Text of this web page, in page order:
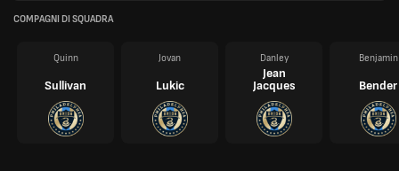
COMPAGNI DI SQUADRA
Quinn
Sullivan
Jovan
Lukic
Danley
Jean
Jacques
Benjamin
Bender